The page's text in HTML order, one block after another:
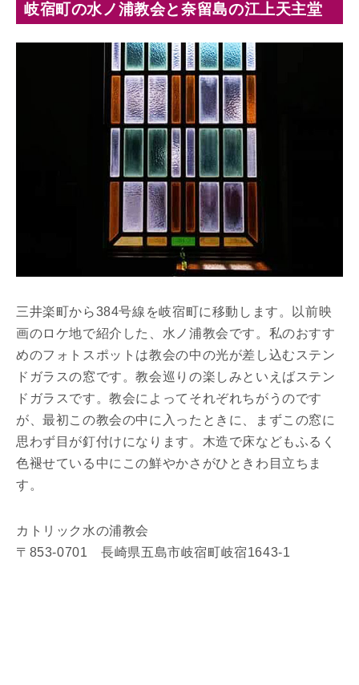
岐宿町の水ノ浦教会と奈留島の江上天主堂
三井楽町から384号線を岐宿町に移動します。以前映
画のロケ地で紹介した、水ノ浦教会です。私のおすす
めのフォトスポットは教会の中の光が差し込むステン
ドガラスの窓です。教会巡りの楽しみといえばステン
ドガラスです。教会によってそれぞれちがうのです
が、最初この教会の中に入ったときに、まずこの窓に
思わず目が釘付けになります。木造で床などもふるく
色褪せている中にこの鮮やかさがひときわ目立ちま
す。
カトリック水の浦教会
〒853-0701 長崎県五島市岐宿町岐宿1643-1